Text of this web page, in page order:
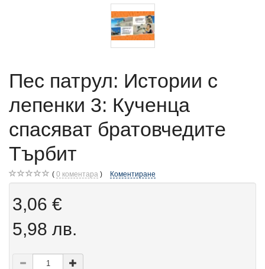
Пес патрул: Истории с
лепенки 3: Кученца
спасяват братовчедите
Търбит
0 коментара Коментиране
3,06 €
5,98 лв.